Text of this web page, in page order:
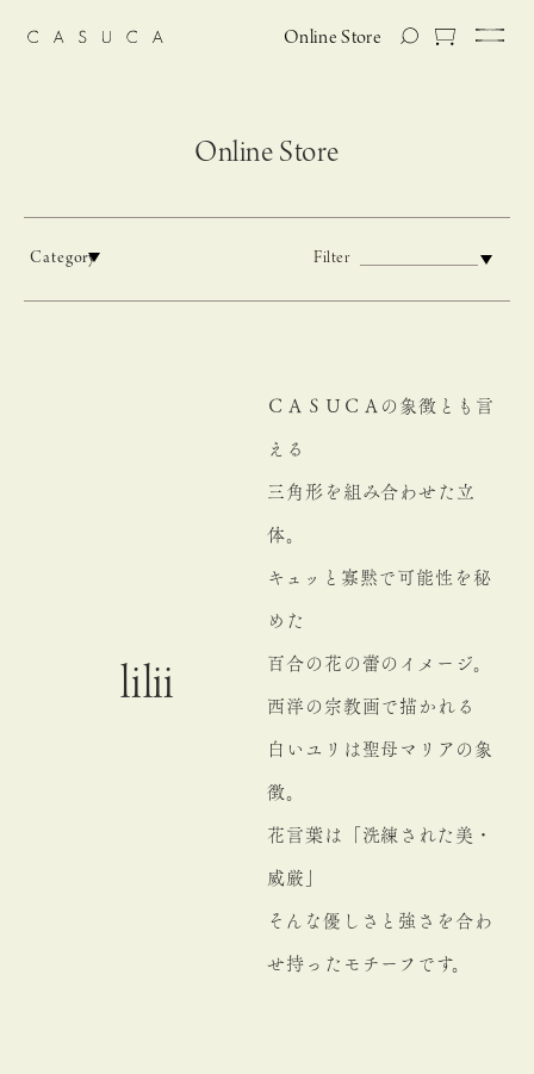
Online Store
Online Store
Category Filter
lilii
ＣＡＳＵＣＡの象徴とも言
える
三角形を組み合わせた立
体。
キュッと寡黙で可能性を秘
めた
百合の花の蕾のイメージ。
西洋の宗教画で描かれる
白いユリは聖母マリアの象
徴。
花言葉は「洗練された美・
威厳」
そんな優しさと強さを合わ
せ持ったモチーフです。